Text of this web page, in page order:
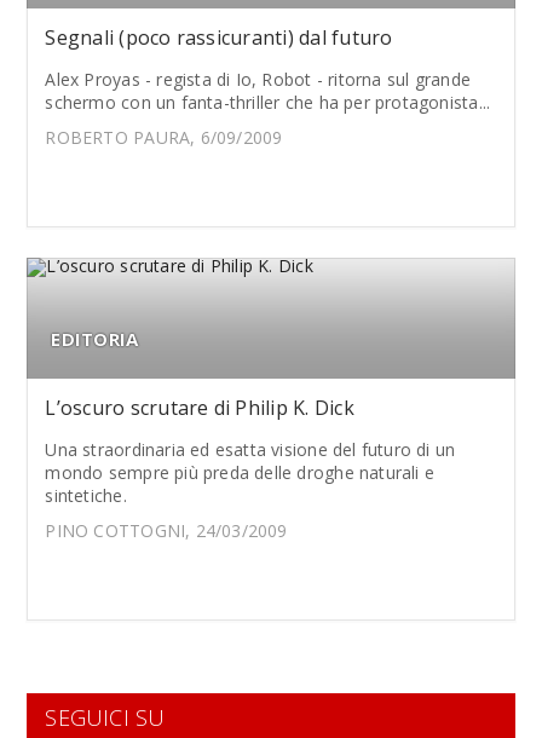
Segnali (poco rassicuranti) dal futuro
Alex Proyas - regista di Io, Robot - ritorna sul grande
schermo con un fanta-thriller che ha per protagonista...
ROBERTO PAURA, 6/09/2009
EDITORIA
L’oscuro scrutare di Philip K. Dick
Una straordinaria ed esatta visione del futuro di un
mondo sempre più preda delle droghe naturali e
sintetiche.
PINO COTTOGNI, 24/03/2009
SEGUICI SU